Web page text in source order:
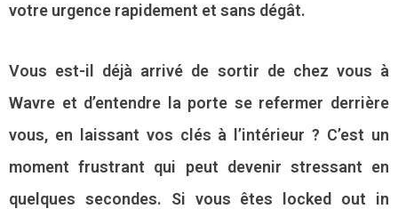
votre urgence rapidement et sans dégât.
Vous est-il déjà arrivé de sortir de chez vous à
Wavre et d’entendre la porte se refermer derrière
vous, en laissant vos clés à l’intérieur ? C’est un
moment frustrant qui peut devenir stressant en
quelques secondes. Si vous êtes locked out in